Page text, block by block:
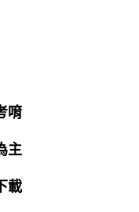
唷
主
載